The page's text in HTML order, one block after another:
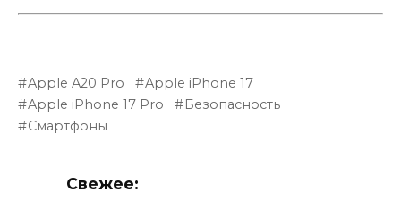
Apple A20 Pro
Apple iPhone 17
Apple iPhone 17 Pro
Безопасность
Смартфоны
Свежее: